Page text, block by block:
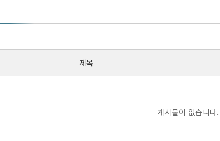
제목
게시물이 없습니다.